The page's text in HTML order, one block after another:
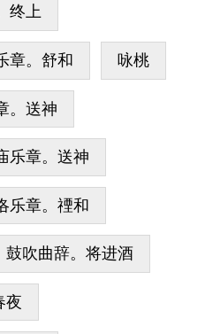
终上
章。舒和 咏桃
。送神
乐章。送神
乐章。禋和
鼓吹曲辞。将进酒
夜